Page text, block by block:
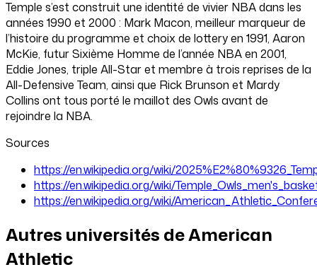
Temple s’est construit une identité de vivier NBA dans les
années 1990 et 2000 : Mark Macon, meilleur marqueur de
l’histoire du programme et choix de lottery en 1991, Aaron
McKie, futur Sixième Homme de l’année NBA en 2001,
Eddie Jones, triple All-Star et membre à trois reprises de la
All-Defensive Team, ainsi que Rick Brunson et Mardy
Collins ont tous porté le maillot des Owls avant de
rejoindre la NBA.
Sources
https://en.wikipedia.org/wiki/
https://en.wikipedia.org/wiki/
https://en.wikipedia.org/wiki/
Autres universités deAmerican
Athletic